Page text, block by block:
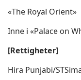
«The Royal Orient»
Inne i «Palace on
[Rettigheter]
Hira Punjabi/